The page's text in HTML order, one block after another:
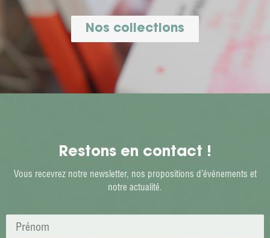
Nos collections
Restons en contact !
Vous recevrez notre newsletter, nos propositions d’événements et
notre actualité.